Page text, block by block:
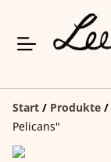
Start / Produkte /
Pelicans"